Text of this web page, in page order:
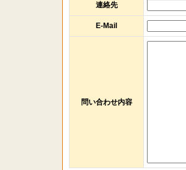
連絡先
E-Mail
問い合わせ内容